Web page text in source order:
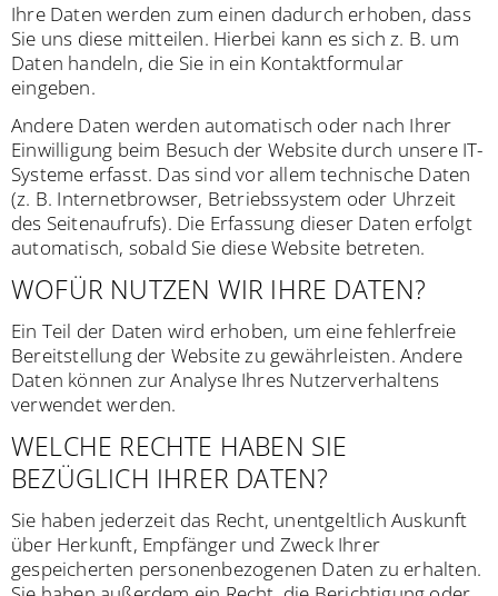
Ihre Daten werden zum einen dadurch erhoben, dass
Sie uns diese mitteilen. Hierbei kann es sich z. B. um
Daten handeln, die Sie in ein Kontaktformular
eingeben.
Andere Daten werden automatisch oder nach Ihrer
Einwilligung beim Besuch der Website durch unsere IT-
Systeme erfasst. Das sind vor allem technische Daten
(z. B. Internetbrowser, Betriebssystem oder Uhrzeit
des Seitenaufrufs). Die Erfassung dieser Daten erfolgt
automatisch, sobald Sie diese Website betreten.
WOFÜR NUTZEN WIR IHRE DATEN?
Ein Teil der Daten wird erhoben, um eine fehlerfreie
Bereitstellung der Website zu gewährleisten. Andere
Daten können zur Analyse Ihres Nutzerverhaltens
verwendet werden.
WELCHE RECHTE HABEN SIE
BEZÜGLICH IHRER DATEN?
Sie haben jederzeit das Recht, unentgeltlich Auskunft
über Herkunft, Empfänger und Zweck Ihrer
gespeicherten personenbezogenen Daten zu erhalten.